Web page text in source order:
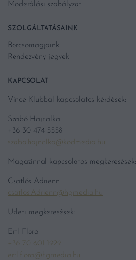
Moderálási szabályzat
SZOLGÁLTATÁSAINK
Borcsomagjaink
Rendezvény jegyek
KAPCSOLAT
Vince Klubbal kapcsolatos kérdések:
Szabó Hajnalka
+36 30 474 5558
szabo.hajnalka@kodmedia.hu
Magazinnal kapcsolatos megkeresések:
Csatlós Adrienn
csatlos.Adrienn@hgmedia.hu
Üzleti megkeresések:
Ertl Flóra
+36 70 601 1929
ertl.flora@hgmedia.hu